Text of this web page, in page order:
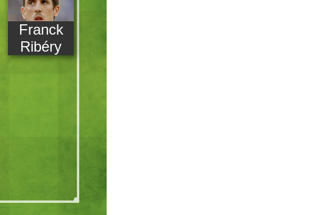
Franck
Ribéry